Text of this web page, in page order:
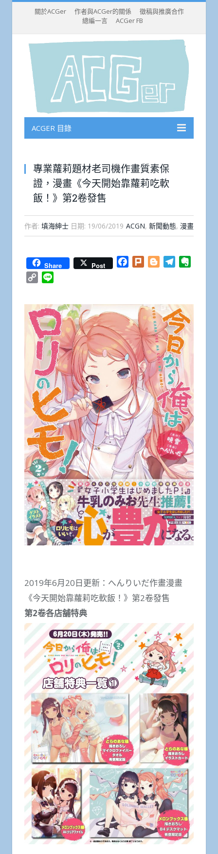
關於ACGer 作者與ACGer的關係
徵稿與推廣合作
總編一言
ACGer FB
ACGER 目錄
專業蘿莉題材老司機作畫質素保
證，漫畫《今天開始靠蘿莉吃軟
飯！》第2卷發售
作者: 填海紳士 日期: 19/06/2019 ACGN, 新聞動態, 漫畫
Share Post Facebook
Plurk BloggerTelegram
Copy
2019年6月20日更新：へんりいだ作畫漫畫
《今天開始靠蘿莉吃軟飯！》第2卷發售
第2卷各店舗特典